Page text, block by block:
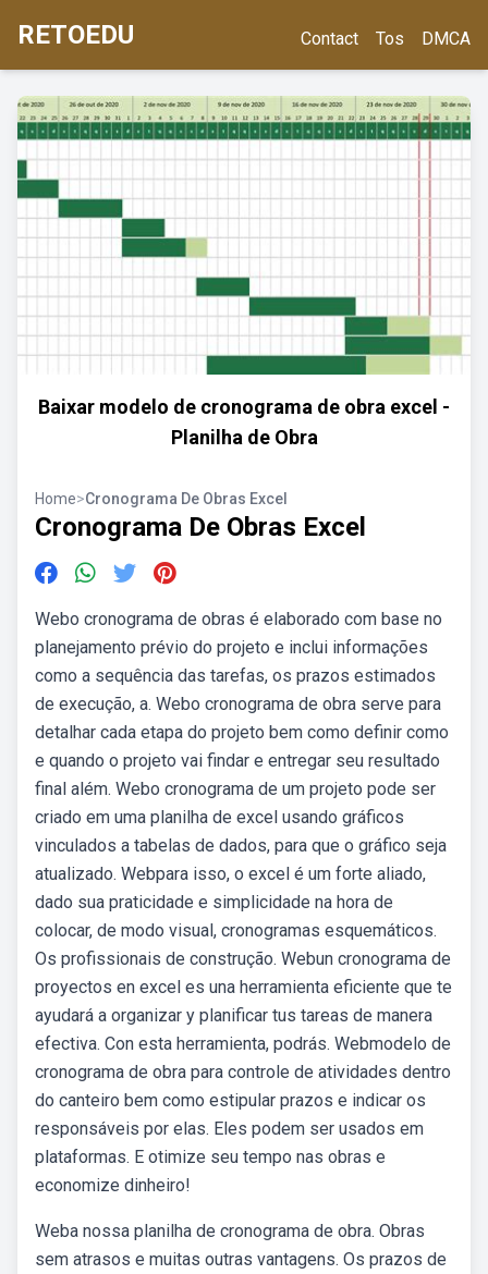
RETOEDU Contact Tos DMCA
Baixar modelo de cronograma de obra excel -
Planilha de Obra
Home>Cronograma De Obras Excel
Cronograma De Obras Excel
Webo cronograma de obras é elaborado com base no
planejamento prévio do projeto e inclui informações
como a sequência das tarefas, os prazos estimados
de execução, a. Webo cronograma de obra serve para
detalhar cada etapa do projeto bem como definir como
e quando o projeto vai findar e entregar seu resultado
final além. Webo cronograma de um projeto pode ser
criado em uma planilha de excel usando gráficos
vinculados a tabelas de dados, para que o gráfico seja
atualizado. Webpara isso, o excel é um forte aliado,
dado sua praticidade e simplicidade na hora de
colocar, de modo visual, cronogramas esquemáticos.
Os profissionais de construção. Webun cronograma de
proyectos en excel es una herramienta eficiente que te
ayudará a organizar y planificar tus tareas de manera
efectiva. Con esta herramienta, podrás. Webmodelo de
cronograma de obra para controle de atividades dentro
do canteiro bem como estipular prazos e indicar os
responsáveis por elas. Eles podem ser usados em
plataformas. E otimize seu tempo nas obras e
economize dinheiro!
Weba nossa planilha de cronograma de obra. Obras
sem atrasos e muitas outras vantagens. Os prazos de